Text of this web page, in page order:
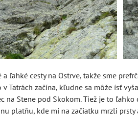
ľahké cesty na Ostrve, takže sme
Tatrách začína, kľudne sa môže ísť
na Stene pod Skokom. Tiež je to
platňu, kde mi na začiatku mrzli